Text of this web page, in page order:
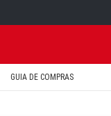
GUIA DE COMPRAS